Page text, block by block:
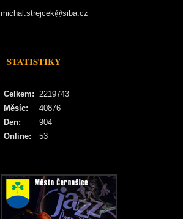
michal.strejcek@siba.cz
STATISTIKY
Online: 53
Celkem: 2219743
Měsíc:
40876
Den:
904